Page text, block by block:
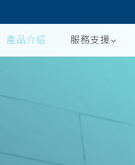
產品介紹 服務支援